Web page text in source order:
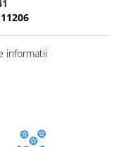
informatii